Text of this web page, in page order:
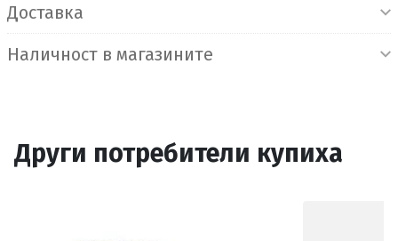
Доставка
Наличност в магазините
Други потребители купиха